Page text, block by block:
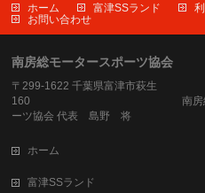
ホーム 富津SSランド
お問い合わせ
南房総モータースポーツ協会
〒299-1622 千葉県富津市萩生
160 南房総モー
ーツ協会 代表 島野 将
ホーム
富津SSランド